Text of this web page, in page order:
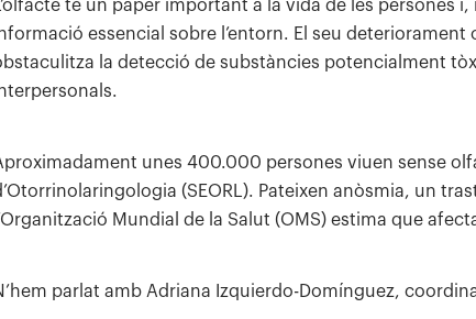
té un paper important a la vida de les persones
essencial sobre l’entorn. El seu
la detecció de substàncies potencialment
unes 400.000 persones viuen sense
(SEORL). Pateixen anòsmia, un
Mundial de la Salut (OMS) estima que
parlat amb Adriana Izquierdo-Domínguez,